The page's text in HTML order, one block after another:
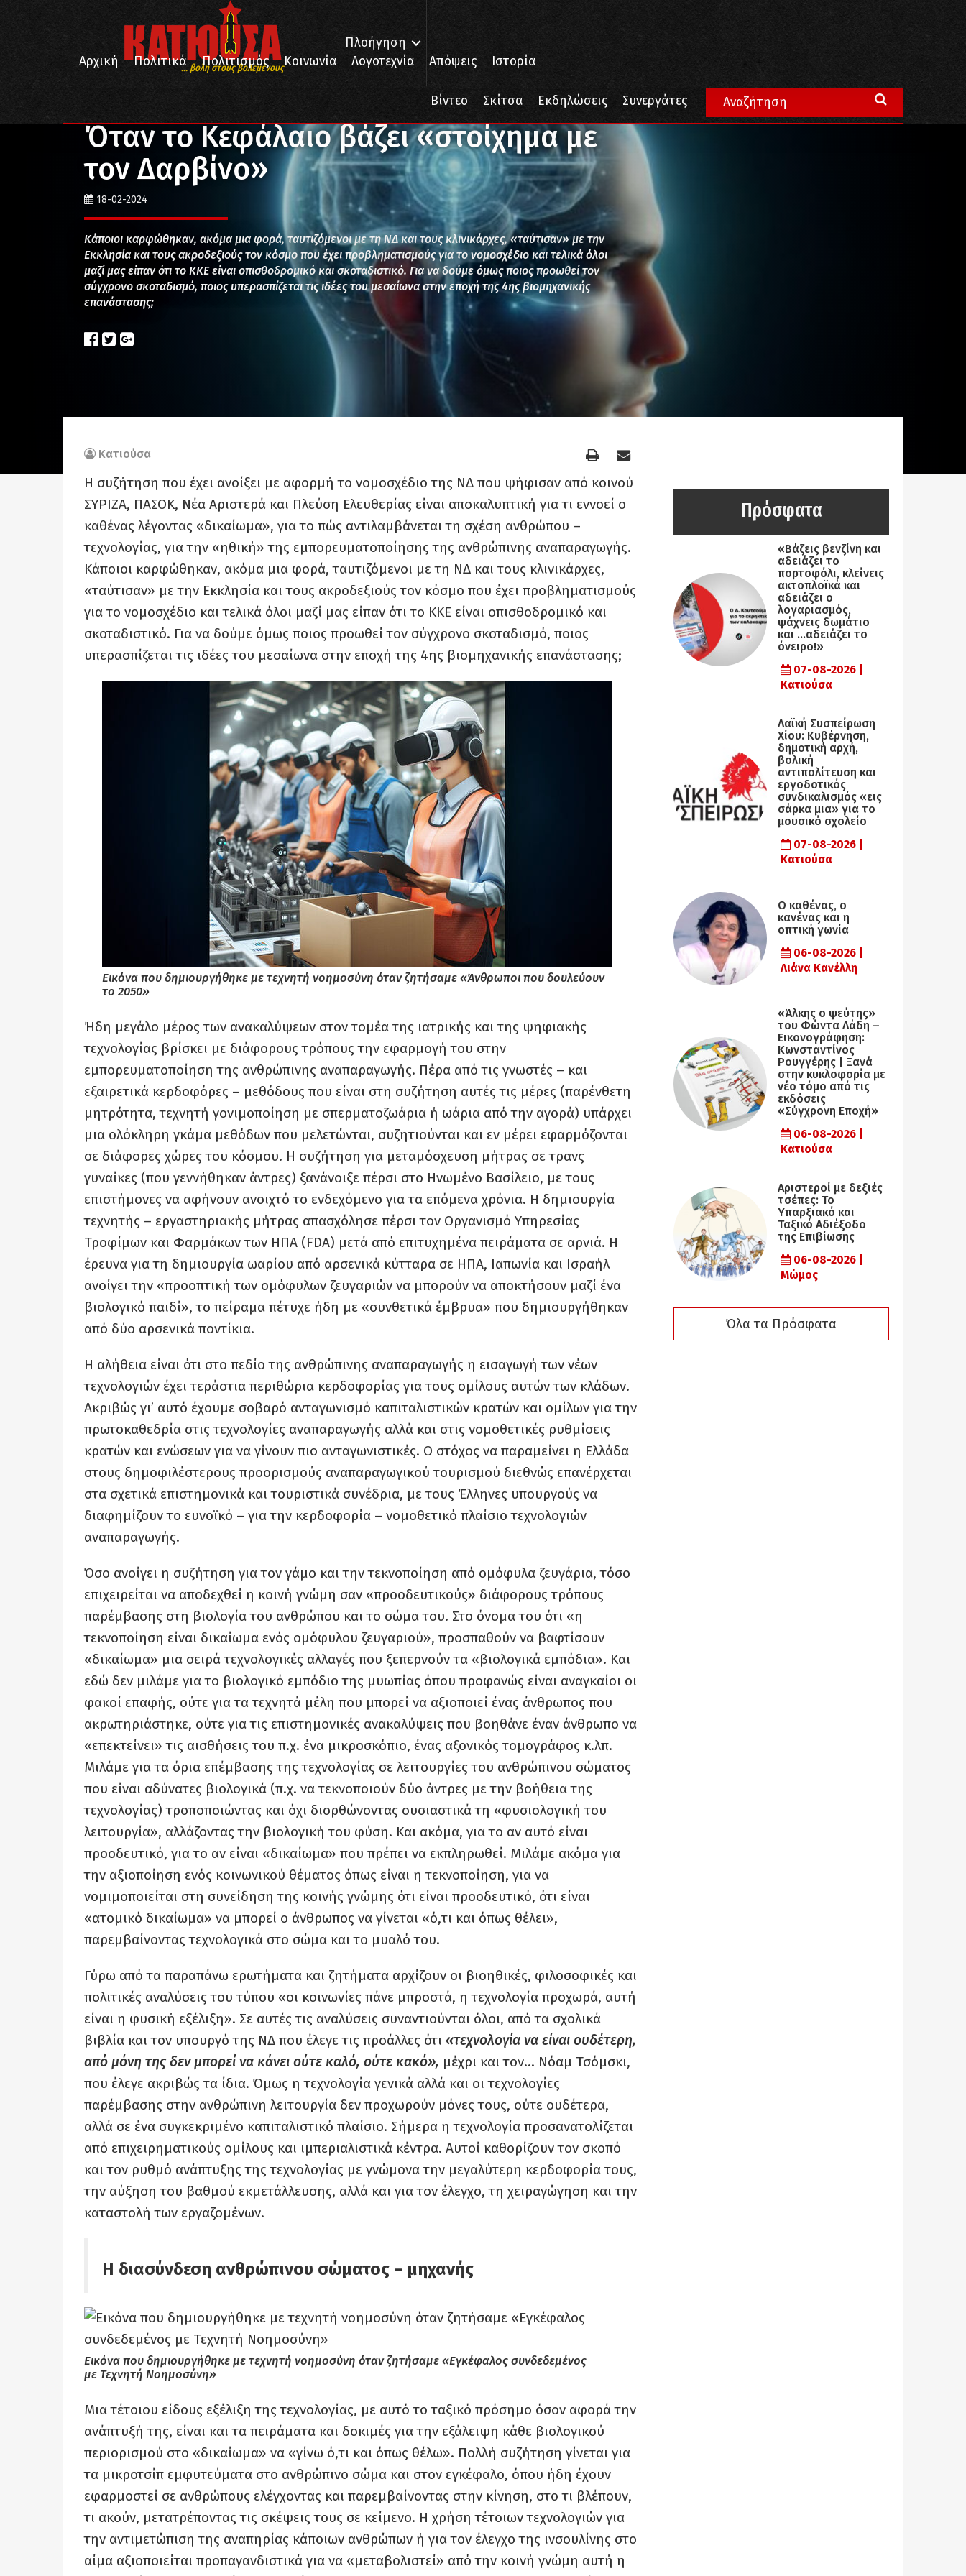
... βολή στους βολεμένους
Πλοήγηση
Αρχική
Πολιτικά Πολιτισμός Κοινωνία Λογοτεχνία Απόψεις Ιστορία
Βίντεο Σκίτσα Εκδηλώσεις Συνεργάτες
Κοινωνία Όταν το Κεφάλαιο βάζει «στοίχημα με τον Δαρβίνο»
Όταν το Κεφάλαιο βάζει «στοίχημα με
τον Δαρβίνο»
18-02-2024
Κάποιοι καρφώθηκαν, ακόμα μια φορά, ταυτιζόμενοι με τη ΝΔ και τους κλινικάρχες, «ταύτισαν» με την
Εκκλησία και τους ακροδεξιούς τον κόσμο που έχει προβληματισμούς για το νομοσχέδιο και τελικά όλοι
μαζί μας είπαν ότι το ΚΚΕ είναι οπισθοδρομικό και σκοταδιστικό. Για να δούμε όμως ποιος προωθεί τον
σύγχρονο σκοταδισμό, ποιος υπερασπίζεται τις ιδέες του μεσαίωνα στην εποχή της 4ης βιομηχανικής
επανάστασης;
Κατιούσα
Η συζήτηση που έχει ανοίξει με αφορμή το νομοσχέδιο της ΝΔ που ψήφισαν από κοινού
ΣΥΡΙΖΑ, ΠΑΣΟΚ, Νέα Αριστερά και Πλεύση Ελευθερίας είναι αποκαλυπτική για τι εννοεί ο
καθένας λέγοντας «δικαίωμα», για το πώς αντιλαμβάνεται τη σχέση ανθρώπου –
τεχνολογίας, για την «ηθική» της εμπορευματοποίησης της ανθρώπινης αναπαραγωγής.
Κάποιοι καρφώθηκαν, ακόμα μια φορά, ταυτιζόμενοι με τη ΝΔ και τους κλινικάρχες,
«ταύτισαν» με την Εκκλησία και τους ακροδεξιούς τον κόσμο που έχει προβληματισμούς
για το νομοσχέδιο και τελικά όλοι μαζί μας είπαν ότι το ΚΚΕ είναι οπισθοδρομικό και
σκοταδιστικό. Για να δούμε όμως ποιος προωθεί τον σύγχρονο σκοταδισμό, ποιος
υπερασπίζεται τις ιδέες του μεσαίωνα στην εποχή της 4ης βιομηχανικής επανάστασης;
Εικόνα που δημιουργήθηκε με τεχνητή νοημοσύνη όταν ζητήσαμε «Άνθρωποι που δουλεύουν
το 2050»
Ήδη μεγάλο μέρος των ανακαλύψεων στον τομέα της ιατρικής και της ψηφιακής
τεχνολογίας βρίσκει με διάφορους τρόπους την εφαρμογή του στην
εμπορευματοποίηση της ανθρώπινης αναπαραγωγής. Πέρα από τις γνωστές – και
εξαιρετικά κερδοφόρες – μεθόδους που είναι στη συζήτηση αυτές τις μέρες (παρένθετη
μητρότητα, τεχνητή γονιμοποίηση με σπερματοζωάρια ή ωάρια από την αγορά) υπάρχει
μια ολόκληρη γκάμα μεθόδων που μελετώνται, συζητιούνται και εν μέρει εφαρμόζονται
σε διάφορες χώρες του κόσμου. Η συζήτηση για μεταμόσχευση μήτρας σε τρανς
γυναίκες (που γεννήθηκαν άντρες) ξανάνοιξε πέρσι στο Ηνωμένο Βασίλειο, με τους
επιστήμονες να αφήνουν ανοιχτό το ενδεχόμενο για τα επόμενα χρόνια. Η δημιουργία
τεχνητής – εργαστηριακής μήτρας απασχόλησε πέρσι τον Οργανισμό Υπηρεσίας
Τροφίμων και Φαρμάκων των ΗΠΑ (FDA) μετά από επιτυχημένα πειράματα σε αρνιά. Η
έρευνα για τη δημιουργία ωαρίου από αρσενικά κύτταρα σε ΗΠΑ, Ιαπωνία και Ισραήλ
ανοίγει την «προοπτική των ομόφυλων ζευγαριών να μπορούν να αποκτήσουν μαζί ένα
βιολογικό παιδί», το πείραμα πέτυχε ήδη με «συνθετικά έμβρυα» που δημιουργήθηκαν
από δύο αρσενικά ποντίκια.
Η αλήθεια είναι ότι στο πεδίο της ανθρώπινης αναπαραγωγής η εισαγωγή των νέων
τεχνολογιών έχει τεράστια περιθώρια κερδοφορίας για τους ομίλους αυτών των κλάδων.
Ακριβώς γι’ αυτό έχουμε σοβαρό ανταγωνισμό καπιταλιστικών κρατών και ομίλων για την
πρωτοκαθεδρία στις τεχνολογίες αναπαραγωγής αλλά και στις νομοθετικές ρυθμίσεις
κρατών και ενώσεων για να γίνουν πιο ανταγωνιστικές. Ο στόχος να παραμείνει η Ελλάδα
στους δημοφιλέστερους προορισμούς αναπαραγωγικού τουρισμού διεθνώς επανέρχεται
στα σχετικά επιστημονικά και τουριστικά συνέδρια, με τους Έλληνες υπουργούς να
διαφημίζουν το ευνοϊκό – για την κερδοφορία – νομοθετικό πλαίσιο τεχνολογιών
αναπαραγωγής.
Όσο ανοίγει η συζήτηση για τον γάμο και την τεκνοποίηση από ομόφυλα ζευγάρια, τόσο
επιχειρείται να αποδεχθεί η κοινή γνώμη σαν «προοδευτικούς» διάφορους τρόπους
παρέμβασης στη βιολογία του ανθρώπου και το σώμα του. Στο όνομα του ότι «η
τεκνοποίηση είναι δικαίωμα ενός ομόφυλου ζευγαριού», προσπαθούν να βαφτίσουν
«δικαίωμα» μια σειρά τεχνολογικές αλλαγές που ξεπερνούν τα «βιολογικά εμπόδια». Και
εδώ δεν μιλάμε για το βιολογικό εμπόδιο της μυωπίας όπου προφανώς είναι αναγκαίοι οι
φακοί επαφής, ούτε για τα τεχνητά μέλη που μπορεί να αξιοποιεί ένας άνθρωπος που
ακρωτηριάστηκε, ούτε για τις επιστημονικές ανακαλύψεις που βοηθάνε έναν άνθρωπο να
«επεκτείνει» τις αισθήσεις του π.χ. ένα μικροσκόπιο, ένας αξονικός τομογράφος κ.λπ.
Μιλάμε για τα όρια επέμβασης της τεχνολογίας σε λειτουργίες του ανθρώπινου σώματος
που είναι αδύνατες βιολογικά (π.χ. να τεκνοποιούν δύο άντρες με την βοήθεια της
τεχνολογίας) τροποποιώντας και όχι διορθώνοντας ουσιαστικά τη «φυσιολογική του
λειτουργία», αλλάζοντας την βιολογική του φύση. Και ακόμα, για το αν αυτό είναι
προοδευτικό, για το αν είναι «δικαίωμα» που πρέπει να εκπληρωθεί. Μιλάμε ακόμα για
την αξιοποίηση ενός κοινωνικού θέματος όπως είναι η τεκνοποίηση, για να
νομιμοποιείται στη συνείδηση της κοινής γνώμης ότι είναι προοδευτικό, ότι είναι
«ατομικό δικαίωμα» να μπορεί ο άνθρωπος να γίνεται «ό,τι και όπως θέλει»,
παρεμβαίνοντας τεχνολογικά στο σώμα και το μυαλό του.
Γύρω από τα παραπάνω ερωτήματα και ζητήματα αρχίζουν οι βιοηθικές, φιλοσοφικές και
πολιτικές αναλύσεις του τύπου «οι κοινωνίες πάνε μπροστά, η τεχνολογία προχωρά, αυτή
είναι η φυσική εξέλιξη». Σε αυτές τις αναλύσεις συναντιούνται όλοι, από τα σχολικά
βιβλία και τον υπουργό της ΝΔ που έλεγε τις προάλλες ότι «τεχνολογία να είναι ουδέτερη,
από μόνη της δεν μπορεί να κάνει ούτε καλό, ούτε κακό», μέχρι και τον… Νόαμ Τσόμσκι,
που έλεγε ακριβώς τα ίδια. Όμως η τεχνολογία γενικά αλλά και οι τεχνολογίες
παρέμβασης στην ανθρώπινη λειτουργία δεν προχωρούν μόνες τους, ούτε ουδέτερα,
αλλά σε ένα συγκεκριμένο καπιταλιστικό πλαίσιο. Σήμερα η τεχνολογία προσανατολίζεται
από επιχειρηματικούς ομίλους και ιμπεριαλιστικά κέντρα. Αυτοί καθορίζουν τον σκοπό
και τον ρυθμό ανάπτυξης της τεχνολογίας με γνώμονα την μεγαλύτερη κερδοφορία τους,
την αύξηση του βαθμού εκμετάλλευσης, αλλά και για τον έλεγχο, τη χειραγώγηση και την
καταστολή των εργαζομένων.
Η διασύνδεση ανθρώπινου σώματος – μηχανής
Εικόνα που δημιουργήθηκε με τεχνητή νοημοσύνη όταν ζητήσαμε «Εγκέφαλος συνδεδεμένος
με Τεχνητή Νοημοσύνη»
Μια τέτοιου είδους εξέλιξη της τεχνολογίας, με αυτό το ταξικό πρόσημο όσον αφορά την
ανάπτυξή της, είναι και τα πειράματα και δοκιμές για την εξάλειψη κάθε βιολογικού
περιορισμού στο «δικαίωμα» να «γίνω ό,τι και όπως θέλω». Πολλή συζήτηση γίνεται για
τα μικροτσίπ εμφυτεύματα στο ανθρώπινο σώμα και στον εγκέφαλο, όπου ήδη έχουν
εφαρμοστεί σε ανθρώπους ελέγχοντας και παρεμβαίνοντας στην κίνηση, στο τι βλέπουν,
τι ακούν, μετατρέποντας τις σκέψεις τους σε κείμενο. Η χρήση τέτοιων τεχνολογιών για
την αντιμετώπιση της αναπηρίας κάποιων ανθρώπων ή για τον έλεγχο της ινσουλίνης στο
αίμα αξιοποιείται προπαγανδιστικά για να «μεταβολιστεί» από την κοινή γνώμη αυτή η
Πρόσφατα
«Βάζεις βενζίνη και
αδειάζει το
πορτοφόλι, κλείνεις
ακτοπλοϊκά και
αδειάζει ο
λογαριασμός,
ψάχνεις δωμάτιο
και …αδειάζει το
όνειρο!»
07-08-2026 |
Κατιούσα
Λαϊκή Συσπείρωση
Χίου: Κυβέρνηση,
δημοτική αρχή,
βολική
αντιπολίτευση και
εργοδοτικός
συνδικαλισμός «εις
σάρκα μια» για το
μουσικό σχολείο
07-08-2026 |
Κατιούσα
Ο καθένας, ο
κανένας και η
οπτική γωνία
06-08-2026 |
Λιάνα Κανέλλη
«Άλκης ο ψεύτης»
του Φώντα Λάδη –
Εικονογράφηση:
Κωνσταντίνος
Ρουγγέρης | Ξανά
στην κυκλοφορία με
νέο τόμο από τις
εκδόσεις
«Σύγχρονη Εποχή»
06-08-2026 |
Κατιούσα
Αριστεροί με δεξιές
τσέπες: Το
Υπαρξιακό και
Ταξικό Αδιέξοδο
της Επιβίωσης
06-08-2026 |
Μώμος
Όλα τα Πρόσφατα